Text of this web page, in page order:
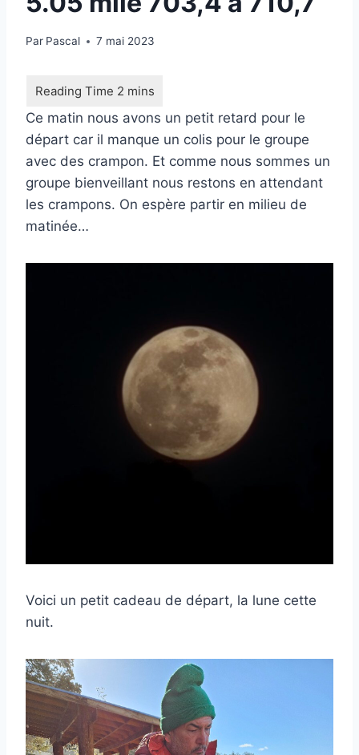
Par Pascal 7 mai 2023
Ce matin nous avons un petit retard pour le
départ car il manque un colis pour le groupe
avec des crampon. Et comme nous sommes un
groupe bienveillant nous restons en attendant
les crampons. On espère partir en milieu de
matinée…
Voici un petit cadeau de départ, la lune cette
nuit.